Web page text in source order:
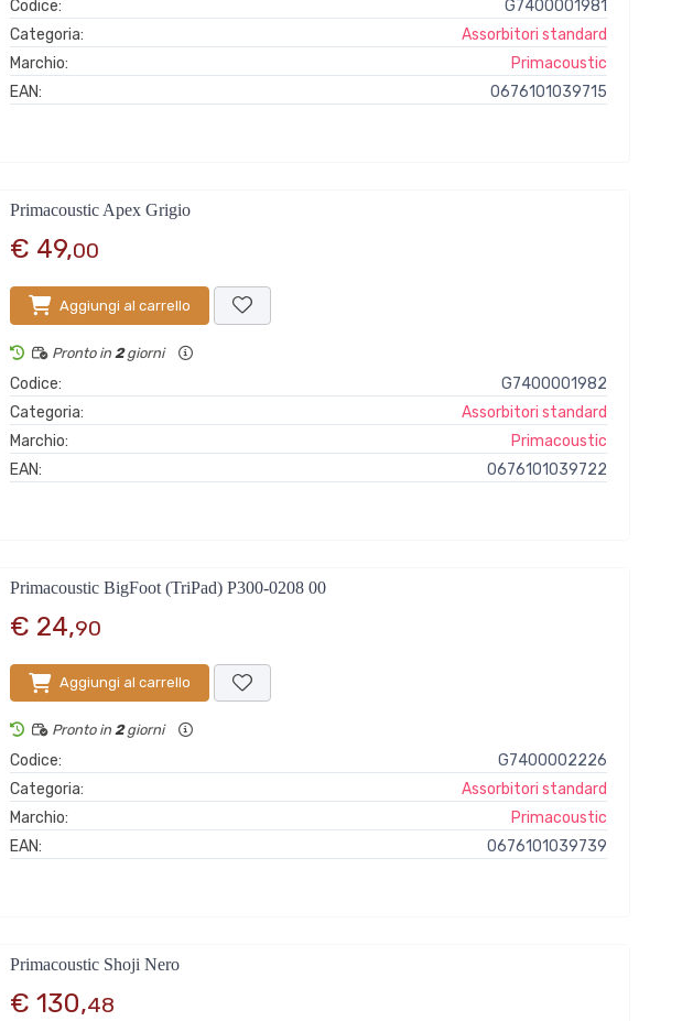
Codice:
G7400001981
Categoria:
Assorbitori standard
Marchio:
Primacoustic
EAN:
0676101039715
Primacoustic Apex Grigio
€ 49,00
Aggiungi al carrello
Pronto in 2giorni
Codice:
G7400001982
Categoria:
Assorbitori standard
Marchio:
Primacoustic
EAN:
0676101039722
Primacoustic BigFoot (TriPad) P300-0208 00
€ 24,90
Aggiungi al carrello
Pronto in 2giorni
Codice:
G7400002226
Categoria:
Assorbitori standard
Marchio:
Primacoustic
EAN:
0676101039739
Primacoustic Shoji Nero
€ 130,48